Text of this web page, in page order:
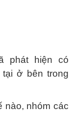
phát hiện có
ở bên trong
nào, nhóm các